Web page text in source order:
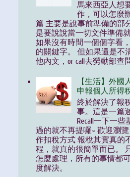
馬來西亞人想
作，可以怎麼
篇 主要是說事前準備的
是要說說當一切文件準備
如果沒有時間一個個字看
的關鍵字。 但如果還是不
他內文，or call去勞動部查
【生活】外國
申報個人所得
終於解決了報
事。這是一篇
Recall一下一
過的就不再提囉~ 歡迎瀏
作扣稅方式 報稅其實真的
程，就真的很簡單而已。
怎麼處理，所有的事情都
度解決。